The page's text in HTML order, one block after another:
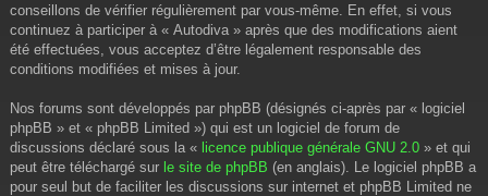
conseillons de vérifier régulièrement par vous-même. En effet, si vous
continuez à participer à « Autodiva » après que des modifications aient
été effectuées, vous acceptez d’être légalement responsable des
conditions modifiées et mises à jour.
Nos forums sont développés par phpBB (désignés ci-après par « logiciel
phpBB » et « phpBB Limited ») qui est un logiciel de forum de
discussions déclaré sous la « licence publique générale GNU 2.0 » et qui
peut être téléchargé sur le site de phpBB (en anglais). Le logiciel phpBB a
pour seul but de faciliter les discussions sur internet et phpBB Limited ne